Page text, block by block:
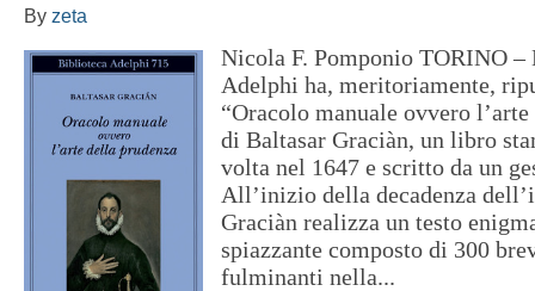
By zeta
Nicola F. Pomponio TORINO –
Adelphi ha, meritoriamente,
“Oracolo manuale ovvero
di Baltasar Graciàn, un libro
volta nel 1647 e scritto da un
All’inizio della decadenza
Graciàn realizza un testo
spiazzante composto di 300
fulminanti nella...